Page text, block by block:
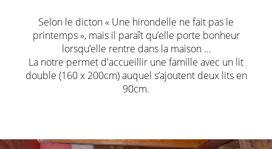
Selon le dicton « Une hirondelle ne fait pas le
printemps », mais il paraît qu’elle porte bonheur
lorsqu’elle rentre dans la maison …
La notre permet d'accueillir une famille avec un lit
double (160 x 200cm) auquel s’ajoutent deux lits en
90cm.